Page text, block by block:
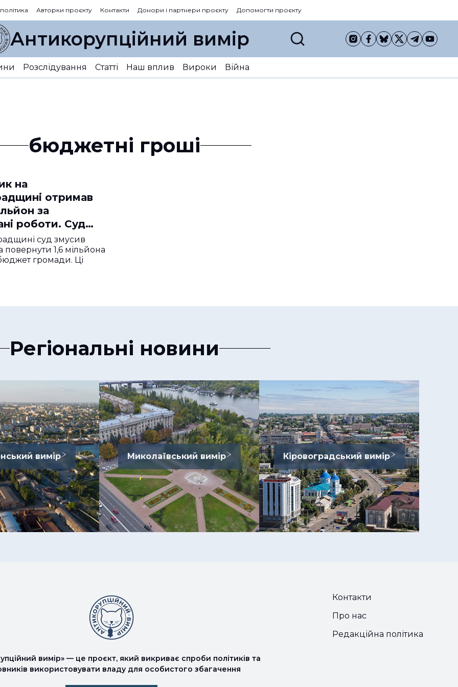
Авторки проєкту Контакти Донори і партнери проєкту Допомогти проєкту
Антикорупційний вимір
Розслідування Статті Наш вплив Вироки Війна
бюджетні гроші
на
отримав
за
роботи. Суд
коштисуд змусив
повернути 1,6 мільйона
громади. Ці
Регіональні новини
вимір Миколаївський вимір Кіровоградський вимір
вимір» — це проєкт, який викриває спроби політиків та
використовувати владу для особистого збагачення
Контакти
Про нас
Редакційна політика